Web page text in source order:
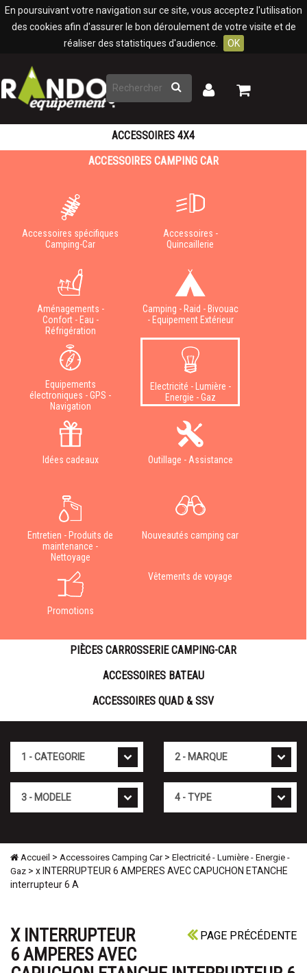
En poursuivant votre navigation sur ce site, vous acceptez l'utilisation
des cookies afin d'assurer le bon déroulement de votre visite et de
réaliser des statistiques d'audience.
OK
Rechercher
Mon
Mon
ACCESSOIRES 4X4
ACCESSOIRES CAMPING CAR
Accessoires spécifiques
Camping-Car
Accessoires -
Quincaillerie
Aménagements -
Confort - Eau -
Réfrigération
Camping - Raid - Bivouac
- Equipement Extérieur
Equipements
électroniques - GPS -
Navigation
Electricité - Lumière -
Energie - Gaz
Idées cadeaux Outillage - Assistance
Entretien - Produits de
maintenance -
Nettoyage
Nouveautés camping car
Promotions
Vêtements de voyage
PIÈCES CARROSSERIE CAMPING-CAR
ACCESSOIRES BATEAU
ACCESSOIRES QUAD & SSV
Accueil > Accessoires Camping Car> Electricité - Lumière - Energie -
Gaz > x INTERRUPTEUR 6 AMPERES AVEC CAPUCHON ETANCHE
interrupteur 6 A
PAGE PRÉCÉDENTE
X INTERRUPTEUR
6 AMPERES AVEC
Panneau de gestion des cookies